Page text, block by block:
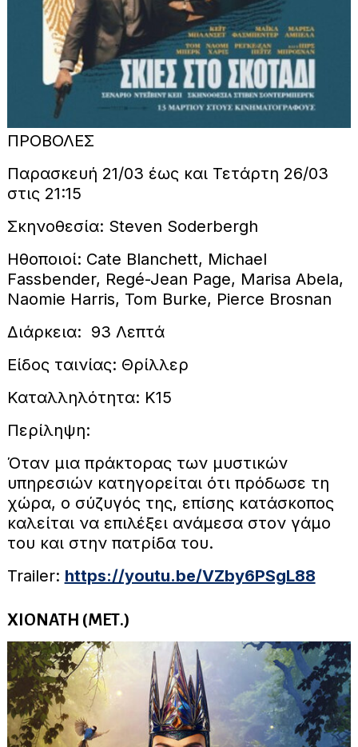
ΠΡΟΒΟΛΕΣ
Παρασκευή 21/03 έως και Τετάρτη 26/03
στις 21:15
Σκηνοθεσία: Steven Soderbergh
Ηθοποιοί: Cate Blanchett, Michael
Fassbender, Regé-Jean Page, Marisa Abela,
Naomie Harris, Tom Burke, Pierce Brosnan
Διάρκεια: 93 Λεπτά
Είδος ταινίας: Θρίλλερ
Καταλληλότητα: Κ15
Περίληψη:
Όταν μια πράκτορας των μυστικών
υπηρεσιών κατηγορείται ότι πρόδωσε τη
χώρα, ο σύζυγός της, επίσης κατάσκοπος
καλείται να επιλέξει ανάμεσα στον γάμο
του και στην πατρίδα του.
Trailer: https://youtu.be/VZby6PSgL88
ΧΙΟΝΑΤΗ (ΜΕΤ.)